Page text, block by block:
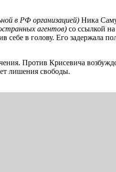
в РФ организацией) Ника
агентов) со ссылкой
в голову. Его задержала
Против Крисевича
лишения свободы.